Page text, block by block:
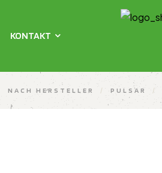
KONTAKT
NACH HERSTELLER / PULSAR /